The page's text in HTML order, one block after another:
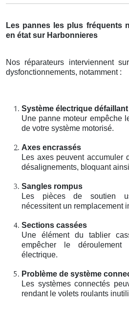
Les pannes les plus fréquents
en état sur Harbonnieres
Nos réparateurs interviennent
dysfonctionnements, notamment :
Système électrique défaillant
Une panne moteur empêche
de votre système motorisé.
Axes encrassés
Les axes peuvent accumuler
désalignements, bloquant
Sangles rompus
Les pièces de soutien
nécessitent un remplacement
Sections cassées
Une élément du tablier
empêcher le
électrique.
Problème de système
Les systèmes connectés
rendant le volets roulants